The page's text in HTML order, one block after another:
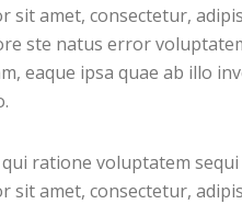
amet, consectetur,
ste natus error
eaque ipsa quae ab illo
ratione voluptatem
amet, consectetur,